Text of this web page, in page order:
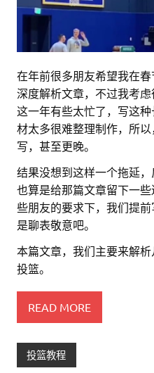
在年前很多朋友希望我在
深度解析文章，不过我考
这一年有些太忙了，写这
材太多很难整理制作，所
写，甚至更晚。
结果没想到这样一个拖延，
也算是给那篇文章留下一
些朋友的要求下，我们提
是聊表敬意吧。
本篇文章，我们主要来解
投篮。
READ MORE
投篮教程